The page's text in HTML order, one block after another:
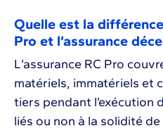
Quelle est la
Pro et l’assurance
L’assurance RC Pro
matériels, immatériels et
tiers pendant l’exécution
liés ou non à la solidité de